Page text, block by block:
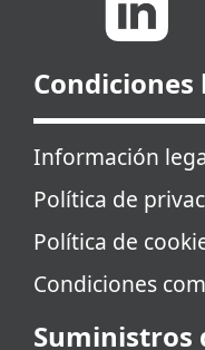
Condiciones
Información
Política de
Política de
Condiciones
Suministros